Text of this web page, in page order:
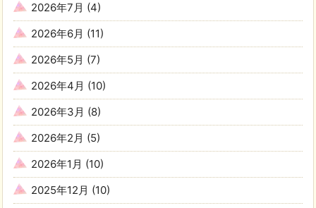
2026年7月 (4)
2026年6月 (11)
2026年5月 (7)
2026年4月 (10)
2026年3月 (8)
2026年2月 (5)
2026年1月 (10)
2025年12月 (10)